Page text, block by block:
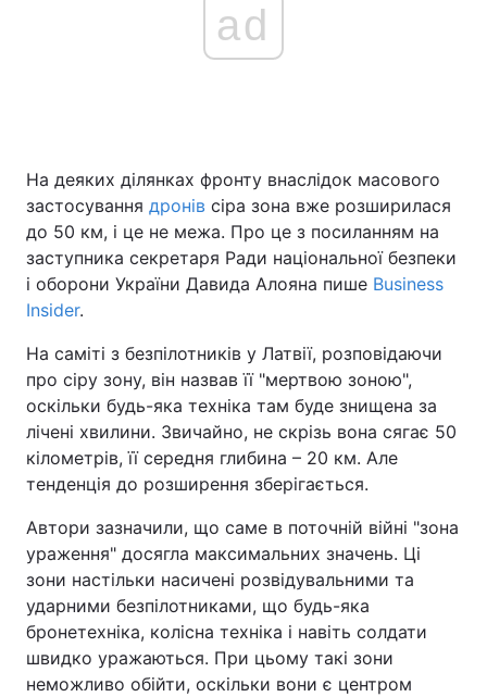
ad
На деяких ділянках фронту внаслідок масового
застосування дронів сіра зона вже розширилася
до 50 км, і це не межа. Про це з посиланням на
заступника секретаря Ради національної безпеки
і оборони України Давида Алояна пише Business
Insider.
На саміті з безпілотників у Латвії, розповідаючи
про сіру зону, він назвав її "мертвою зоною",
оскільки будь-яка техніка там буде знищена за
лічені хвилини. Звичайно, не скрізь вона сягає 50
кілометрів, її середня глибина – 20 км. Але
тенденція до розширення зберігається.
Автори зазначили, що саме в поточній війні "зона
ураження" досягла максимальних значень. Ці
зони настільки насичені розвідувальними та
ударними безпілотниками, що будь-яка
бронетехніка, колісна техніка і навіть солдати
швидко уражаються. При цьому такі зони
неможливо обійти, оскільки вони є центром